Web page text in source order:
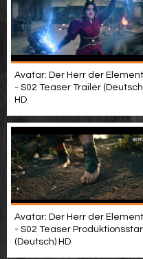
Avatar: Der Herr der
- S02 Teaser Trailer
HD
Avatar: Der Herr der
- S02 Teaser
(Deutsch) HD